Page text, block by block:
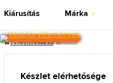
Kiárusítás Márka
TimestoreMárkaHamilton
Készlet elérhetősége